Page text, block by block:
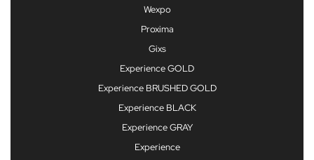
Wexpo
Proxima
Gixs
Experience GOLD
Experience BRUSHED GOLD
Experience BLACK
Experience GRAY
Experience